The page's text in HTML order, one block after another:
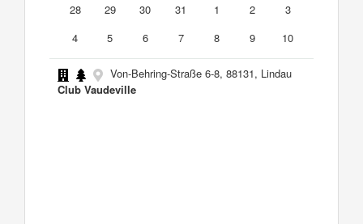
28
29 30 31 1 2
3
4
5 6 7 8 9 10
Von-Behring-Straße 6-8, 88131, Lindau
Club Vaudeville